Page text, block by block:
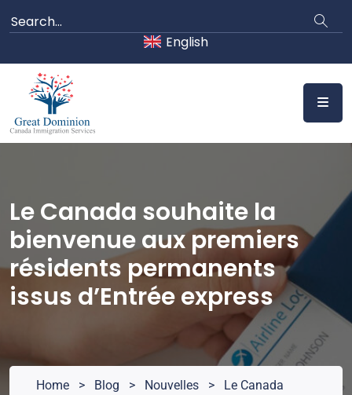
to
English
Le Canada souhaite la
bienvenue aux premiers
résidents permanents
issus d’Entrée express
Home > Blog > Nouvelles >
Le Canada